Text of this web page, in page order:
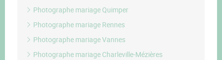
Photographe mariage Quimper
Photographe mariage Rennes
Photographe mariage Vannes
Photographe mariage Charleville-Mézières